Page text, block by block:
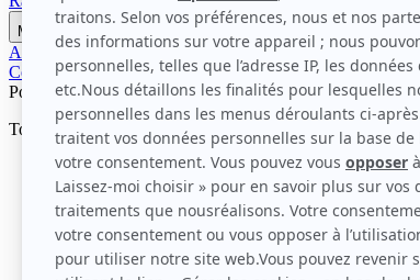
Médias
Actualités Communiqués de presse
Contactez-nousDevenir Mécène
Podcast
Tout savoir sur l’hydrogène appliqué à la mobilité : le